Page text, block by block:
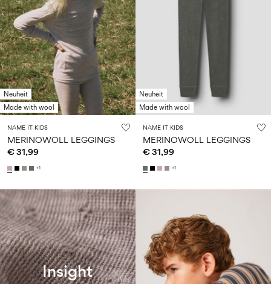
Neuheit
Made with wool
NAME IT KIDS
MERINOWOLL LEGGINGS
€ 31,99
+1
Neuheit
Made with wool
NAME IT KIDS
MERINOWOLL LEGGINGS
€ 31,99
+1
Insight
W36 WOOL INSIGHT